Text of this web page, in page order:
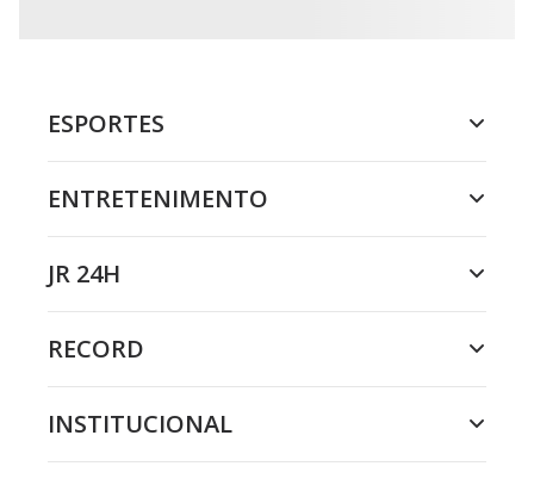
ESPORTES
ENTRETENIMENTO
JR 24H
RECORD
INSTITUCIONAL